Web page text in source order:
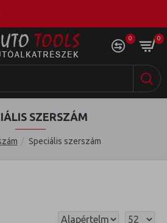
0 0
Speciális szerszám
SZERSZÁM